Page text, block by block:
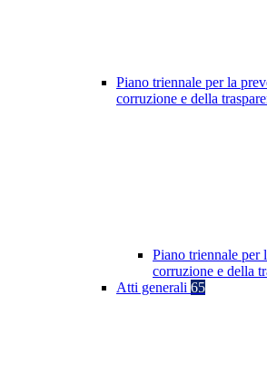
Piano triennale per la
corruzione e della
Piano triennale per
corruzione e della
Atti generali 65